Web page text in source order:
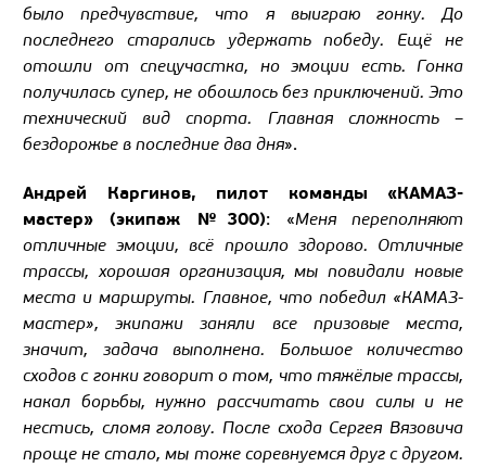
было предчувствие, что я выиграю гонку. До
последнего старались удержать победу. Ещё не
отошли от спецучастка, но эмоции есть. Гонка
получилась супер, не обошлось без приключений. Это
технический вид спорта. Главная сложность –
бездорожье в последние два дня».
Андрей Каргинов, пилот команды «КАМАЗ-
мастер» (экипаж №300): «Меня переполняют
отличные эмоции, всё прошло здорово. Отличные
трассы, хорошая организация, мы повидали новые
места и маршруты. Главное, что победил «КАМАЗ-
мастер», экипажи заняли все призовые места,
значит, задача выполнена. Большое количество
сходов с гонки говорит о том, что тяжёлые трассы,
накал борьбы, нужно рассчитать свои силы и не
нестись, сломя голову. После схода Сергея Вязовича
проще не стало, мы тоже соревнуемся друг с другом.